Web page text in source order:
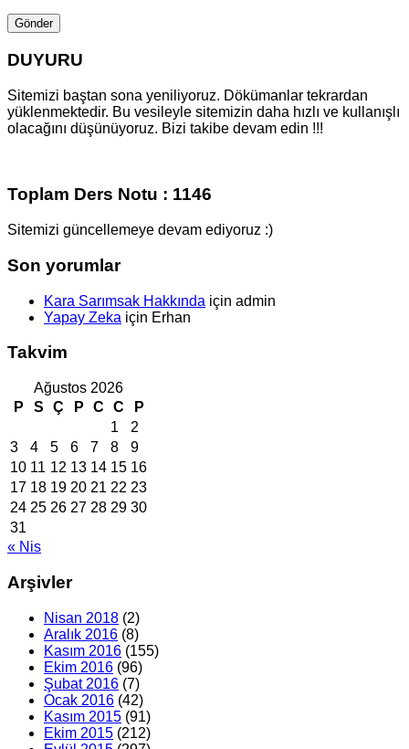
DUYURU
Sitemizi baştan sona yeniliyoruz. Dökümanlar tekrardan
yüklenmektedir. Bu vesileyle sitemizin daha hızlı ve kullanışlı
olacağını düşünüyoruz. Bizi takibe devam edin !!!
Toplam Ders Notu : 1146
Sitemizi güncellemeye devam ediyoruz :)
Son yorumlar
Kara Sarımsak Hakkında için admin
Yapay Zeka için Erhan
Takvim
Ağustos 2026
P
S Ç P C C
P
1
2
3
4 5 6 7 8
9
10 11 12 13 14 15 16
17 18 19 20 21 22 23
24 25 26 27 28 29 30
31
« Nis
Arşivler
Nisan 2018 (2)
Aralık 2016 (8)
Kasım 2016 (155)
Ekim 2016 (96)
Şubat 2016 (7)
Ocak 2016 (42)
Kasım 2015 (91)
Ekim 2015 (212)